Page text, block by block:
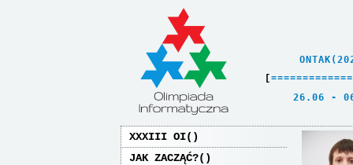
[ =============
26.06
XXXIII OI
JAK ZACZĄĆ?